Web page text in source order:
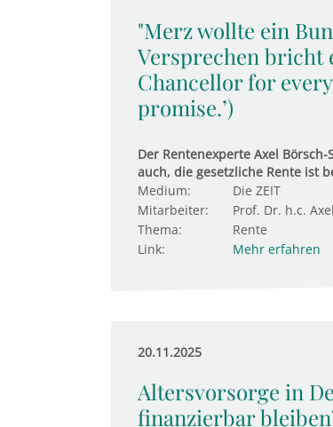
"Merz wollte ein
Versprechen bricht
Chancellor for
promise.’)
Der Rentenexperte Axel
auch, die gesetzliche Rente ist
Medium:
Die ZEIT
Mitarbeiter:
Prof. Dr. h.c.
Thema:
Rente
Link:
Mehr erfahren
20.11.2025
Altersvorsorge in
finanzierbar